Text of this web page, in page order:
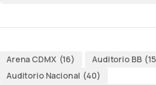
Arena CDMX (16) Auditorio BB
Auditorio Nacional (40)